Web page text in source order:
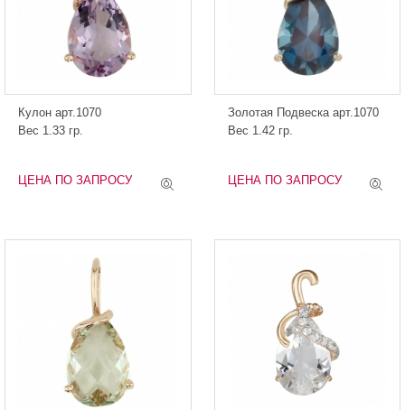
Кулон арт.1070
Вес 1.33 гр.
ЦЕНА ПО ЗАПРОСУ
Золотая Подвеска арт.1070
Вес 1.42 гр.
ЦЕНА ПО ЗАПРОСУ